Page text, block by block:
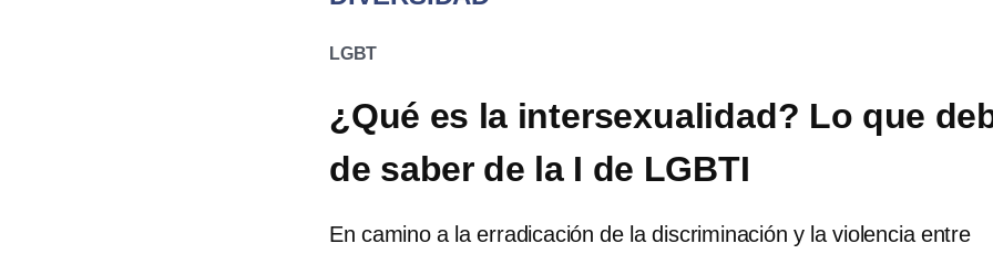
LGBT
¿Qué es la intersexualidad? Lo que
de saber de la I de LGBTI
En camino a la erradicación de la discriminación y la violencia entre